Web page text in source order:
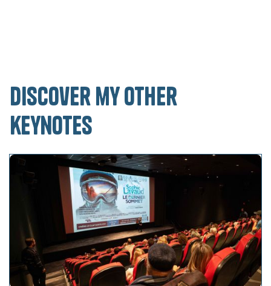
Discover my other
keynotes